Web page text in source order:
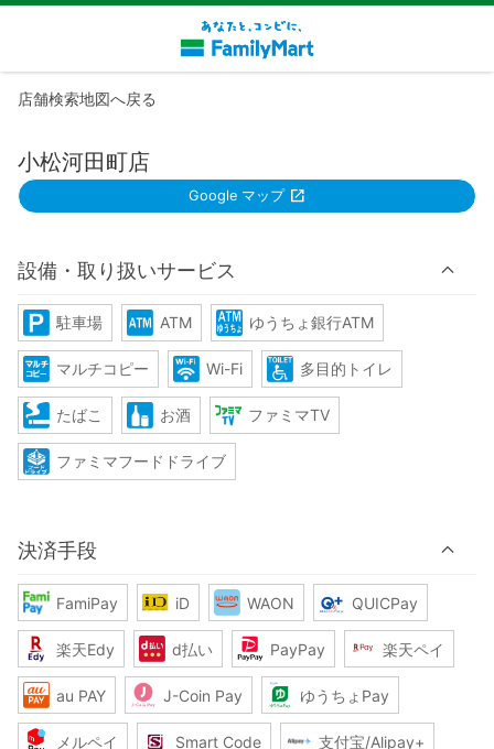
店舗検索地図へ戻る
小松河田町店
Google マップ
設備・取り扱いサービス
駐車場 ATM ゆうちょ銀行ATM
マルチコピー Wi-Fi 多目的トイレ
たばこ お酒 ファミマTV
ファミマフードドライブ
決済手段
FamiPay iD WAON QUICPay
楽天Edy d払い PayPay 楽天ペイ
au PAY J-Coin Pay ゆうちょPay
メルペイ Smart Code 支付宝/Alipay+